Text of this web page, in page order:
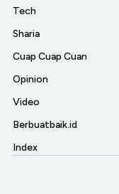
Tech
Sharia
Cuap Cuap Cuan
Opinion
Video
Berbuatbaik.id
Index